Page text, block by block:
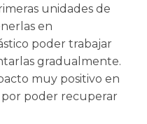
unidades de
en
poder trabajar
gradualmente.
muy positivo en
por poder recuperar